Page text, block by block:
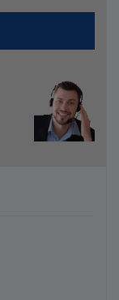
reduceret